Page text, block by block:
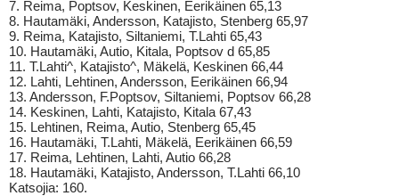
7. Reima, Poptsov, Keskinen, Eerikäinen 65,13
8. Hautamäki, Andersson, Katajisto, Stenberg 65,97
9. Reima, Katajisto, Siltaniemi, T.Lahti 65,43
10. Hautamäki, Autio, Kitala, Poptsov d 65,85
11. T.Lahti^, Katajisto^, Mäkelä, Keskinen 66,44
12. Lahti, Lehtinen, Andersson, Eerikäinen 66,94
13. Andersson, F.Poptsov, Siltaniemi, Poptsov 66,28
14. Keskinen, Lahti, Katajisto, Kitala 67,43
15. Lehtinen, Reima, Autio, Stenberg 65,45
16. Hautamäki, T.Lahti, Mäkelä, Eerikäinen 66,59
17. Reima, Lehtinen, Lahti, Autio 66,28
18. Hautamäki, Katajisto, Andersson, T.Lahti 66,10
Katsojia: 160.